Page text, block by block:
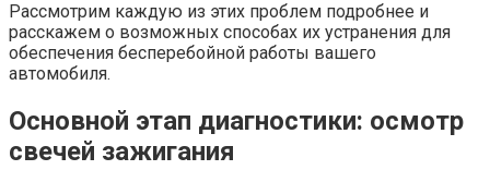
Рассмотрим каждую из этих проблем подробнее и
расскажем о возможных способах их устранения для
обеспечения бесперебойной работы вашего
автомобиля.
Основной этап диагностики: осмотр
свечей зажигания